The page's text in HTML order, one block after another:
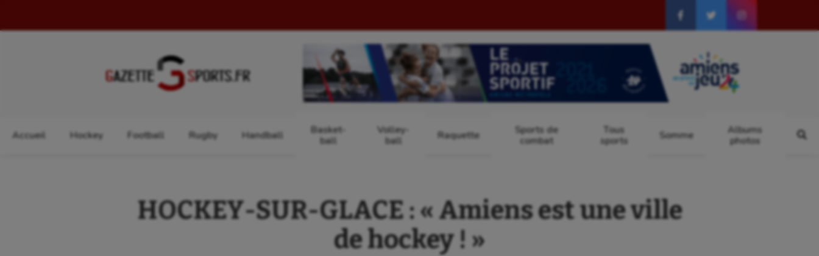
Accueil Hockey Football Rugby Handball
Basket-
ball
Volley-
ball
Raquette
Sports de
combat
Tous
sports
Somme
Albums
photos
HOCKEY-SUR-GLACE : « Amiens est une ville
de hockey ! »